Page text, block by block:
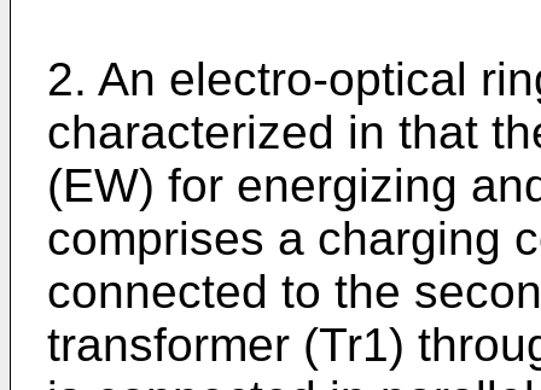
2. An electro-optical
characterized in that
(EW) for energizing
comprises a charging
connected to the
transformer (Tr1)